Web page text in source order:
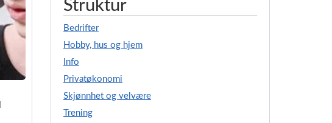
Struktur
Bedrifter
Hobby, hus og hjem
Info
Privatøkonomi
Skjønnhet og velvære
Trening